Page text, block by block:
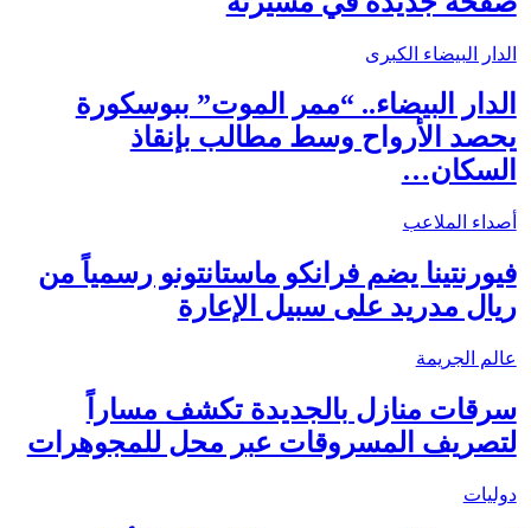
الدار البيضاء الكبرى
الدار البيضاء.. “ممر الموت” ببوسكورة
يحصد الأرواح وسط مطالب بإنقاذ
السكان…
أصداء الملاعب
فيورنتينا يضم فرانكو ماستانتونو رسمياً من
ريال مدريد على سبيل الإعارة
عالم الجريمة
سرقات منازل بالجديدة تكشف مساراً
لتصريف المسروقات عبر محل للمجوهرات
دوليات